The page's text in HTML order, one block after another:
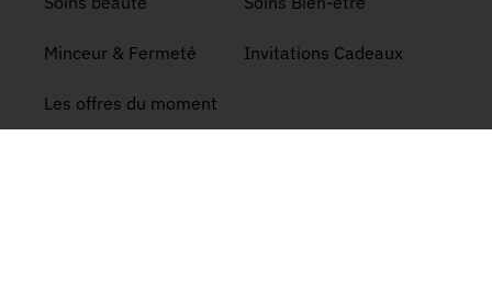
Minceur & Fermeté Invitations Cadeaux
Les offres du moment